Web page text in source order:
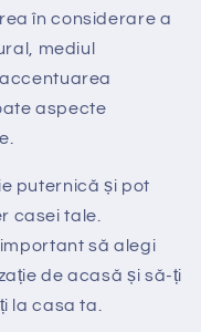
în considerare a
mediul
aspecte
puternică și pot
casei tale.
să alegi
de acasă și să-ți
la casa ta.